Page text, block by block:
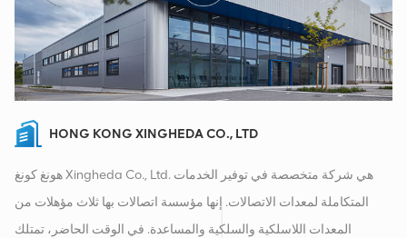
HONG KONG XINGHEDA CO., LTD
هونغ كونغ Xingheda Co., Ltd. هي شركة متخصصة في توفير الخدمات
المتكاملة لمعدات الاتصالات. إنها مؤسسة اتصالات بها ثلاث مؤهلات من
المعدات اللاسلكية والسلكية والمساعدة. في الوقت الحاضر، تمتلك